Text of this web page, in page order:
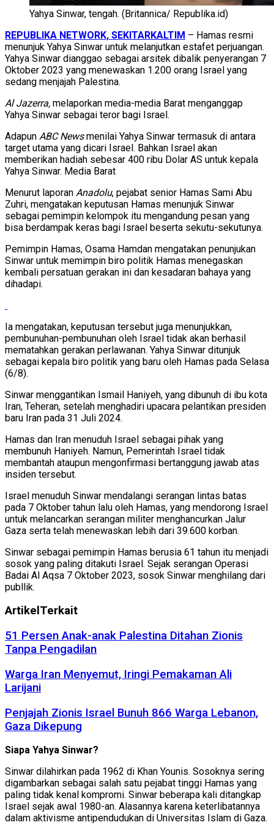
Yahya Sinwar, tengah. (Britannica/ Republika.id)
REPUBLIKA NETWORK, SEKITARKALTIM – Hamas resmi
menunjuk Yahya Sinwar untuk melanjutkan estafet perjuangan.
Yahya Sinwar dianggao sebagai arsitek dibalik penyerangan 7
Oktober 2023 yang menewaskan 1.200 orang Israel yang
sedang menjajah Palestina.
Al Jazerra, melaporkan media-media Barat menganggap
Yahya Sinwar sebagai teror bagi Israel.
Adapun ABC Newsmenilai Yahya Sinwar termasuk di antara
target utama yang dicari Israel. Bahkan Israel akan
memberikan hadiah sebesar 400 ribu Dolar AS untuk kepala
Yahya Sinwar. Media Barat
Menurut laporan Anadolu, pejabat senior Hamas Sami Abu
Zuhri, mengatakan keputusan Hamas menunjuk Sinwar
sebagai pemimpin kelompok itu mengandung pesan yang
bisa berdampak keras bagi Israel beserta sekutu-sekutunya.
Pemimpin Hamas, Osama Hamdan mengatakan penunjukan
Sinwar untuk memimpin biro politik Hamas menegaskan
kembali persatuan gerakan ini dan kesadaran bahaya yang
dihadapi.
Ia mengatakan, keputusan tersebut juga menunjukkan,
pembunuhan-pembunuhan oleh Israel tidak akan berhasil
mematahkan gerakan perlawanan. Yahya Sinwar ditunjuk
sebagai kepala biro politik yang baru oleh Hamas pada Selasa
(6/8).
Sinwar menggantikan Ismail Haniyeh, yang dibunuh di ibu kota
Iran, Teheran, setelah menghadiri upacara pelantikan presiden
baru Iran pada 31 Juli 2024.
Hamas dan Iran menuduh Israel sebagai pihak yang
membunuh Haniyeh. Namun, Pemerintah Israel tidak
membantah ataupun mengonfirmasi bertanggung jawab atas
insiden tersebut.
Israel menuduh Sinwar mendalangi serangan lintas batas
pada 7 Oktober tahun lalu oleh Hamas, yang mendorong Israel
untuk melancarkan serangan militer menghancurkan Jalur
Gaza serta telah menewaskan lebih dari 39.600 korban.
Sinwar sebagai pemimpin Hamas berusia 61 tahun itu menjadi
sosok yang paling ditakuti Israel. Sejak serangan Operasi
Badai Al Aqsa 7 Oktober 2023, sosok Sinwar menghilang dari
publlik.
Artikel Terkait
51 Persen Anak-anak Palestina Ditahan Zionis
Tanpa Pengadilan
Warga Iran Menyemut, Iringi Pemakaman Ali
Larijani
Penjajah Zionis Israel Bunuh 866 Warga Lebanon,
Gaza Dikepung
Siapa Yahya Sinwar?
Sinwar dilahirkan pada 1962 di Khan Younis. Sosoknya sering
digambarkan sebagai salah satu pejabat tinggi Hamas yang
paling tidak kenal kompromi. Sinwar beberapa kali ditangkap
Israel sejak awal 1980-an. Alasannya karena keterlibatannya
dalam aktivisme antipendudukan di Universitas Islam di Gaza.